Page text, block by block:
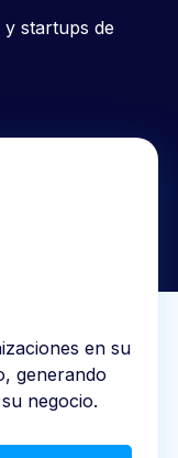
y startups de
en su
generando
negocio.